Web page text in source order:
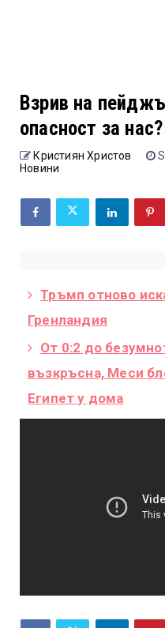
Взрив на
опасност за
Кристиян Христов
Новини
Тръмп отново
Гренландия
От 0:2 до
възкръсна, Меси
Египет у дома